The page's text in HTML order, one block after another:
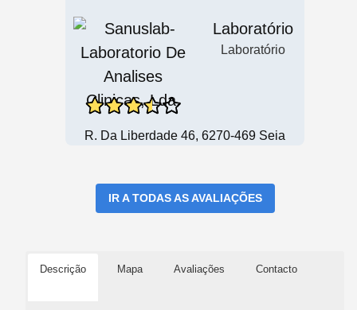
Laboratório
Laboratório
R. Da Liberdade 46, 6270-469 Seia
IR A TODAS AS AVALIAÇÕES
Descrição Mapa Avaliações Contacto